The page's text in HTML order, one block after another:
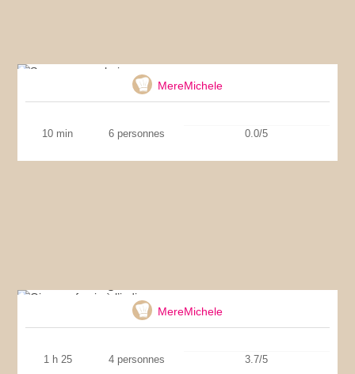
MereMichele
10 min 6 personnes 0.0/5
MereMichele
1 h 25 4 personnes 3.7/5